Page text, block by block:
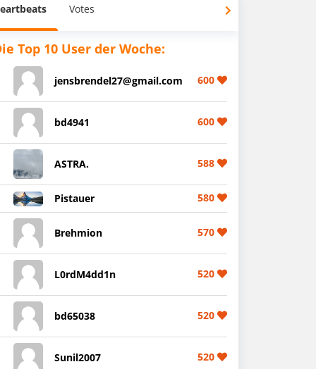
Votes
Top 10 User der Woche:
jensbrendel27@gmail.com 600
bd4941 600
ASTRA. 588
Pistauer 580
Brehmion 570
L0rdM4dd1n 520
bd65038 520
Sunil2007 520